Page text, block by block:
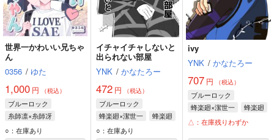
世界一かわいい兄ちゃ
ん
0356 / ゆた
1,000 円 （税込）
ブルーロック
糸師凛×糸師冴
○：在庫あり
イチャイチャしないと
出られない部屋
YNK / かなたろー
472 円 （税込）
ブルーロック
蜂楽廻×潔世一
蜂楽廻
潔世一
○：在庫あり
ivy
YNK / かなたろー
707円 （税込）
ブルーロック
蜂楽廻×潔世一
蜂楽廻
潔世一
△：在庫残りわずか